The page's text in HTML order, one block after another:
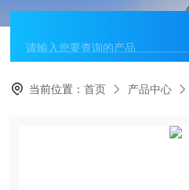
当前位置：首页 产品中心